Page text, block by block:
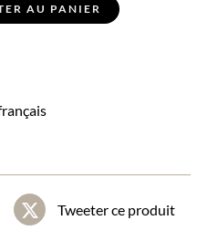
AU PANIER
Tweeter ce produit